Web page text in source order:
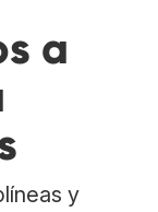
a
y